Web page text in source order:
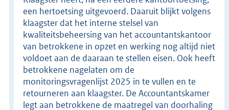
een hertoetsing uitgevoerd. Daaruit blijkt volgens
klaagster dat het interne stelsel van
kwaliteitsbeheersing van het accountantskantoor
van betrokkene in opzet en werking nog altijd niet
voldoet aan de daaraan te stellen eisen. Ook heeft
betrokkene nagelaten om de
monitoringsvragenlijst 2025 in te vullen en te
retourneren aan klaagster. De Accountantskamer
legt aan betrokkene de maatregel van doorhaling